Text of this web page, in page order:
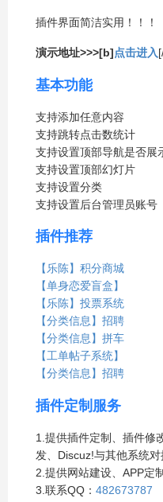
插件界面简洁实用！！！
演示地址>>>[b]点击进入
基本功能
支持添加任意内容
支持跳转点击数统计
支持设置顶部导航是否展
支持设置顶部幻灯片
支持设置分类
支持设置后台管理员账号
插件推荐
【乐陈】积分商城
【单身恋爱盲盒】
【乐陈】投票系统
【分类信息】招聘
【分类信息】拼车
【工单帖子系统】
【分类信息】招聘
插件定制服务
1.提供插件定制、插件修
发、Discuz!与其他系统
2.提供网站建设、APP定
3.联系QQ： 482673787